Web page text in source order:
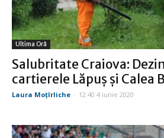
Ultima Oră
Salubritate Craiova:
cartierele Lăpuș și Calea
Laura Moţîrliche - 12:40 4 iunie 2020